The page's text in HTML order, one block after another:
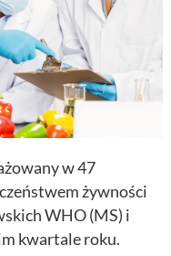
w 47
żywności
WHO (MS) i
kwartale roku.